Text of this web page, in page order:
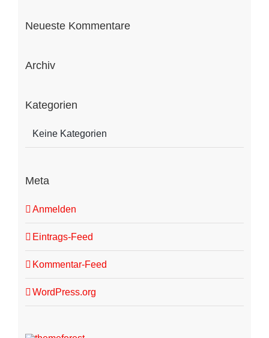
Neueste Kommentare
Archiv
Kategorien
Keine Kategorien
Meta
Anmelden
Eintrags-Feed
Kommentar-Feed
WordPress.org